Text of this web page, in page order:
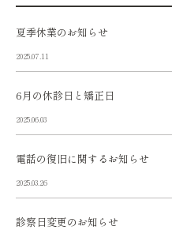
夏季休業のお知らせ
2025.07.11
6月の休診日と矯正日
2025.06.03
電話の復旧に関するお知らせ
2025.03.26
診察日変更のお知らせ